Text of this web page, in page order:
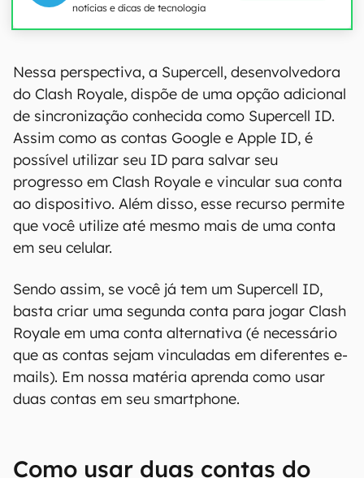
notícias e dicas de tecnologia
do Clash Royale, dispõe de uma opção adicional
de sincronização conhecida como Supercell ID.
Assim como as contas Google e Apple ID, é
possível utilizar seu ID para salvar seu
progresso em Clash Royale e vincular sua conta
ao dispositivo. Além disso, esse recurso permite